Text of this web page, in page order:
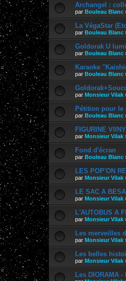
Archangel :
par Bouleau Blanc
La VégaStar
par Bouleau Blanc
Goldorak U
par Bouleau Blanc
Karaoke
par Bouleau Blanc
par Monsieur Vilak
Pétition pour le
par Bouleau Blanc
FIGURINE
par Monsieur Vilak
Fond d'écran
par Bouleau Blanc
LES POP'ON
par Monsieur Vilak
LE SAC A
par Monsieur Vilak
L'AUTOBUS A
par Monsieur Vilak
Les merveilles
par Monsieur Vilak
Les belles
par Monsieur Vilak
Les DIORAMA -